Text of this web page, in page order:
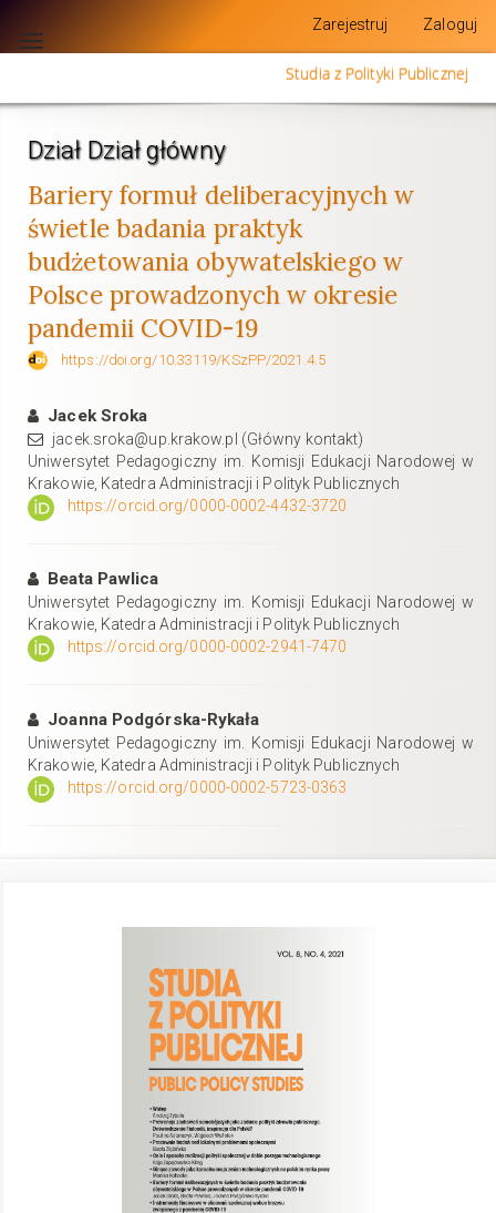
skok
do
główna
Główna
treść
Pasek
boczny
Toggle
Zarejestruj Zaloguj
Studia z Polityki Publicznej
Dział Dział główny
Bariery formuł deliberacyjnych w
świetle badania praktyk
budżetowania obywatelskiego w
Polsce prowadzonych w okresie
pandemii COVID-19
https://doi.org/10.33119/KSzPP/2021.4.5
Jacek Sroka
jacek.sroka@up.krakow.pl (Główny kontakt)
Uniwersytet Pedagogiczny im. Komisji Edukacji Narodowej w
Krakowie, Katedra Administracji i Polityk Publicznych
https://orcid.org/0000-0002-4432-3720
Beata Pawlica
Uniwersytet Pedagogiczny im. Komisji Edukacji Narodowej w
Krakowie, Katedra Administracji i Polityk Publicznych
https://orcid.org/0000-0002-2941-7470
Joanna Podgórska-Rykała
Uniwersytet Pedagogiczny im. Komisji Edukacji Narodowej w
Krakowie, Katedra Administracji i Polityk Publicznych
https://orcid.org/0000-0002-5723-0363